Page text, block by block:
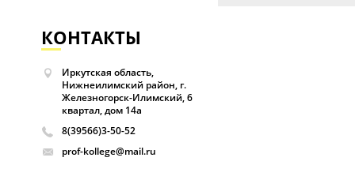
КОНТАКТЫ
Иркутская область,
Нижнеилимский район, г.
Железногорск-Илимский, 6
квартал, дом 14а
8(39566)3-50-52
prof-kollege@mail.ru